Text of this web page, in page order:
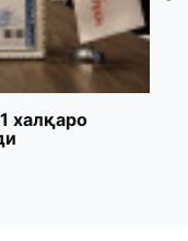
халқаро